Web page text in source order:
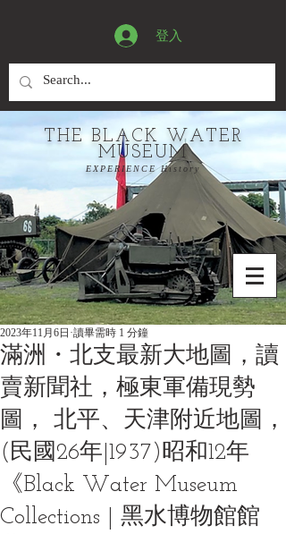
登入
THE BLACK WATER
MUSEUM
EXPERIENCE History
滿洲・北支最新大地圖，讀
賣新聞社，極東軍備現勢
圖， 北平、天津附近地圖，
(民國26年|1937)昭和12年
《Black Water Museum
Collections | 黑水博物館館
2023年11月6日 讀畢需時 1 分鐘